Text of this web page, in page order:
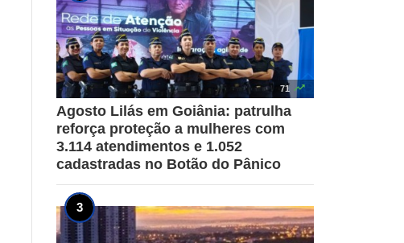
71 
Agosto Lilás em Goiânia: patrulha
reforça proteção a mulheres com
3.114 atendimentos e 1.052
cadastradas no Botão do Pânico